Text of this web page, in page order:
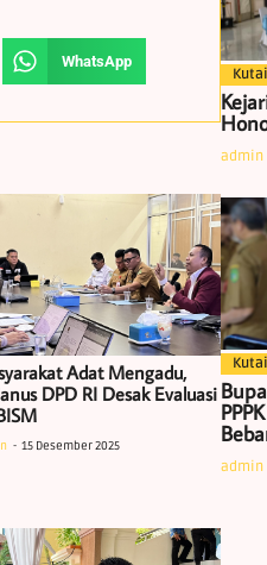
WhatsApp
Adat Mengadu,
DPD RI Desak Evaluasi
15 Desember 2025
admin
admin